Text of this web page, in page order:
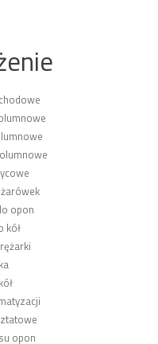
opon
kół
opon